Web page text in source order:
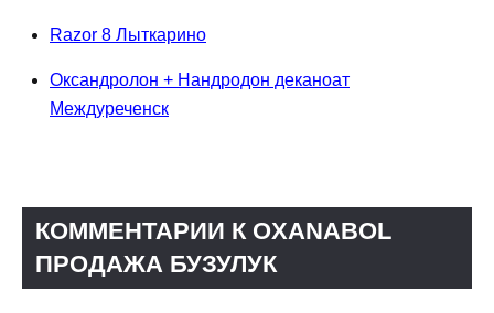
Razor 8 Лыткарино
Оксандролон + Нандродон деканоат
Междуреченск
КОММЕНТАРИИ К OXANABOL
ПРОДАЖА БУЗУЛУК